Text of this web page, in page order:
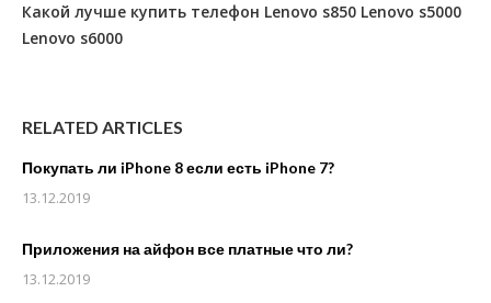
Какой лучше купить телефон Lenovo s850 Lenovo s5000
Lenovo s6000
RELATED ARTICLES
Покупать ли iPhone 8 если есть iPhone 7?
13.12.2019
Приложения на айфон все платные что ли?
13.12.2019